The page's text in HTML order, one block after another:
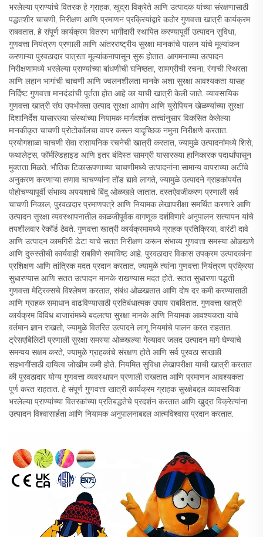
भरलेल्या प्राण्यांचे वितरक हे ग्राहक, खुद्रा विक्रेते आणि उत्पादक यांच्या संरक्षणासाठी
पद्धतशीर चाचणी, निरीक्षण आणि प्रमाणन प्रक्रियांद्वारे कठोर गुणवत्ता खात्री कार्यक्रम
राबवतात. हे संपूर्ण कार्यक्रम वितरण भागीदारी स्थापित करण्यापूर्वी उत्पादन सुविधा,
गुणवत्ता नियंत्रण प्रणाली आणि आंतरराष्ट्रीय सुरक्षा मानकांचे पालन यांचे मूल्यांकन
करणाऱ्या पुरवठादार पात्रता मूल्यांकनापासून सुरू होतात. आगमनाच्या उत्पादन
निरीक्षणामध्ये भरलेल्या प्राण्यांच्या बांधणीची घनिष्ठता, सामग्रीची रचना, रंगाची स्थिरता
आणि लहान भागांची चाचणी आणि ज्वलनशीलता मानके अशा सुरक्षा आवश्यकता यासह
निर्दिष्ट गुणवत्ता मानदंडांची पूर्तता होत आहे का याची खात्री केली जाते. व्यावसायिक
गुणवत्ता खात्री संघ उपभोक्ता उत्पाद सुरक्षा आयोग आणि युरोपियन खेळण्यांच्या सुरक्षा
दिशानिर्देश यासारख्या संस्थांच्या नियामक मार्गदर्शक तत्त्वांनुसार विकसित केलेल्या
मानकीकृत चाचणी प्रोटोकॉलचा वापर करून यादृच्छिक नमुना निरीक्षणे करतात.
प्रयोगशाळा चाचणी सेवा रासायनिक रचनेची खात्री करतात, ज्यामुळे उत्पादनांमध्ये शिसे,
फथालेट्स, फॉर्मल्डिहाइड आणि इतर बंदिस्त सामग्री यासारख्या हानिकारक पदार्थांपासून
मुक्तता मिळते. भौतिक टिकाऊपणाच्या चाचणीमध्ये उत्पादनांना सामान्य वापराच्या अटींचे
अनुकरण करणाऱ्या तणाव चाचण्यांना तोंड द्यावे लागते, ज्यामुळे उत्पादने ग्राहकांपर्यंत
पोहोचण्यापूर्वी संभाव्य अपयशाचे बिंदू ओळखले जातात. दस्तऐवजीकरण प्रणाली सर्व
चाचणी निकाल, पुरवठादार प्रमाणपत्रे आणि नियामक लेखापरीक्षा समर्थित करणारे आणि
उत्पादन सुरक्षा व्यवस्थापनातील काळजीपूर्वक वागणूक दर्शविणारे अनुपालन सत्यापन यांचे
तपशीलवार रेकॉर्ड ठेवते. गुणवत्ता खात्री कार्यक्रमामध्ये ग्राहक प्रतिक्रिया, वारंटी दावे
आणि उत्पादन कामगिरी डेटा याचे सतत निरीक्षण करून संभाव्य गुणवत्ता समस्या ओळखणे
आणि दुरुस्तीची कार्यवाही राबविणे समाविष्ट आहे. पुरवठादार विकास उपक्रम उत्पादकांना
प्रशिक्षण आणि तांत्रिक मदत प्रदान करतात, ज्यामुळे त्यांना गुणवत्ता नियंत्रण प्रक्रिया
सुधारण्यास आणि सतत उत्पादन मानके राखण्यास मदत होते. सतत सुधारणा पद्धती
गुणवत्ता मेट्रिक्सचे विश्लेषण करतात, संबंध ओळखतात आणि दोष दर कमी करण्यासाठी
आणि ग्राहक समाधान वाढविण्यासाठी प्रतिबंधात्मक उपाय राबवितात. गुणवत्ता खात्री
कार्यक्रम विविध बाजारांमध्ये बदलत्या सुरक्षा मानके आणि नियामक आवश्यकता यांचे
वर्तमान ज्ञान राखतो, ज्यामुळे वितरित उत्पादने लागू नियमांचे पालन करत राहतात.
ट्रेसएबिलिटी प्रणाली सुरक्षा समस्या ओळखल्या गेल्यावर जलद उत्पादन मागे घेण्याचे
समन्वय सक्षम करते, ज्यामुळे ग्राहकांचे संरक्षण होते आणि सर्व पुरवठा साखळी
सहभागींसाठी दायित्व जोखीम कमी होते. नियमित सुविधा लेखापरीक्षा याची खात्री करतात
की पुरवठादार योग्य गुणवत्ता व्यवस्थापन प्रणाली राखतात आणि प्रमाणन आवश्यकता
पूर्ण करत राहतात. हे संपूर्ण गुणवत्ता खात्री कार्यक्रम ग्राहक सुरक्षेबद्दल व्यावसायिक
भरलेल्या प्राण्यांच्या वितरकांच्या प्रतिबद्धतेचे प्रदर्शन करतात आणि खुद्रा विक्रेत्यांना
उत्पादन विश्वासार्हता आणि नियामक अनुपालनाबद्दल आत्मविश्वास प्रदान करतात.